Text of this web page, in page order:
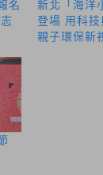
名
新北「海洋
登場 用科
親子環保新